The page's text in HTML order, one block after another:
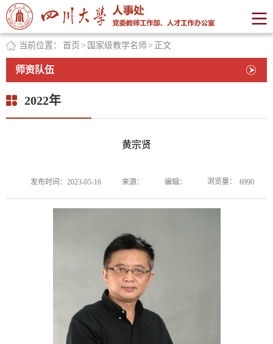
当前位置： 首页 > 国家级教学名师 > 正文
师资队伍
2022年
黄宗贤
发布时间：2023-05-16 来源： 编辑： 浏览量： 6990